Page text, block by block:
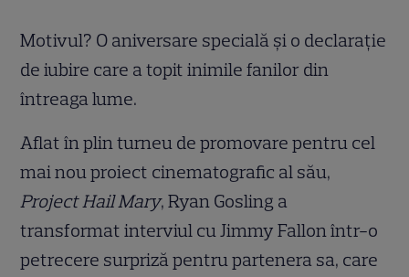
Motivul? O aniversare specială și o declarație
de iubire care a topit inimile fanilor din
întreaga lume.
Aflat în plin turneu de promovare pentru cel
mai nou proiect cinematografic al său,
Project Hail Mary, Ryan Gosling a
transformat interviul cu Jimmy Fallon într-o
petrecere surpriză pentru partenera sa, care